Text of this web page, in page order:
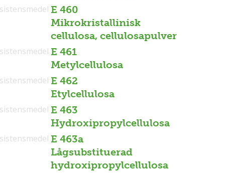
E 460
Mikrokristallinisk
cellulosa, cellulosapulver
E 461
Metylcellulosa
E 462
Etylcellulosa
E 463
Hydroxipropylcellulosa
E 463a
Lågsubstituerad
hydroxipropylcellulosa